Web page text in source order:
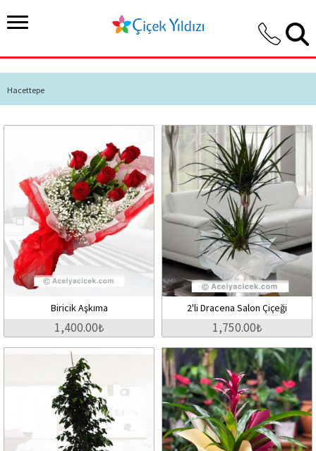
Hacettepe
Biricik Aşkıma
1,400.00₺
2'li Dracena Salon Çiçeği
1,750.00₺